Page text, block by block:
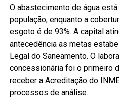
O abastecimento de água
população, enquanto a
esgoto é de 93%. A capital
antecedência as metas
Legal do Saneamento. O
concessionária foi o primeiro
receber a Acreditação do
processos de análise.